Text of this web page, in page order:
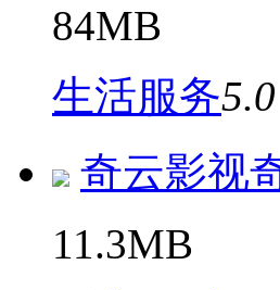
84MB
生活服务5.0
奇云影视
11.3MB